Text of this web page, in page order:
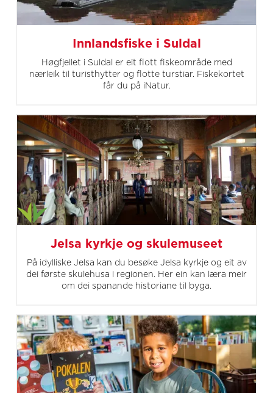
Innlandsfiske i Suldal
Høgfjellet i Suldal er eit flott fiskeområde med
nærleik til turisthytter og flotte turstiar. Fiskekortet
får du på iNatur.
Jelsa kyrkje og skulemuseet
På idylliske Jelsa kan du besøke Jelsa kyrkje og eit av
dei første skulehusa i regionen. Her ein kan læra meir
om dei spanande historiane til byga.